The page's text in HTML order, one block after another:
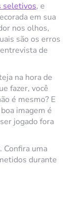
seletivos, e
em sua
nos olhos,
são os erros
de
na hora de
fazer, você
é mesmo? E
imagem é
jogado fora
Confira uma
durante